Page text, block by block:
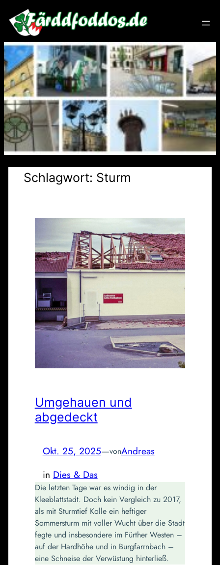
Zum
Inhalt
springen
Schlagwort: Sturm
Umgehauen und
abgedeckt
Okt. 25, 2025—vonAndreas
in Dies & Das
Die letzten Tage war es windig in der
Kleeblattstadt. Doch kein Vergleich zu 2017,
als mit Sturmtief Kolle ein heftiger
Sommersturm mit voller Wucht über die Stadt
fegte und insbesondere im Fürther Westen –
auf der Hardhöhe und in Burgfarrnbach –
eine Schneise der Verwüstung hinterließ.